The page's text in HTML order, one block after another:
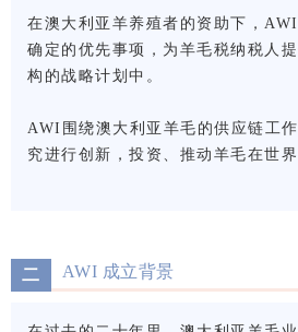
在澳大利亚羊养殖者的资助下，
确定的优先事项，为羊毛税纳税人
构的战略计划中。
AWI围绕澳大利亚羊毛的供应链工
究进行创新，投资、推动羊毛在世界
二 AWI 成立背景
革。在 1990 年代中期，联邦政